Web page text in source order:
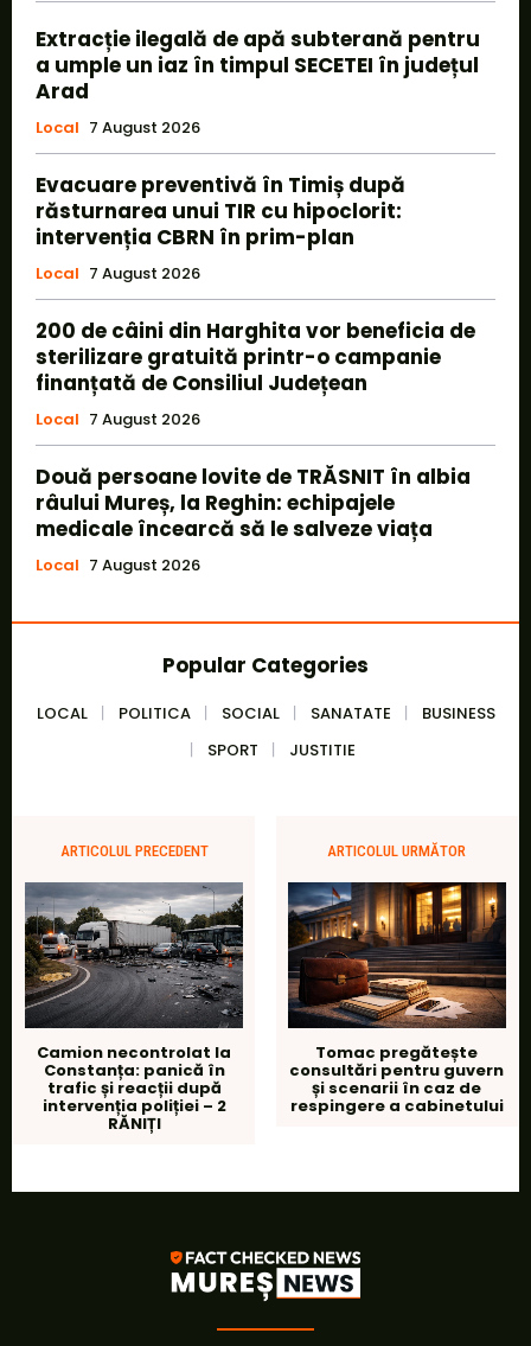
Extracție ilegală de apă subterană pentru
a umple un iaz în timpul SECETEI în județul
Arad
Local 7 August 2026
Evacuare preventivă în Timiș după
răsturnarea unui TIR cu hipoclorit:
intervenția CBRN în prim-plan
Local 7 August 2026
200 de câini din Harghita vor beneficia de
sterilizare gratuită printr-o campanie
finanțată de Consiliul Județean
Local 7 August 2026
Două persoane lovite de TRĂSNIT în albia
râului Mureș, la Reghin: echipajele
medicale încearcă să le salveze viața
Local 7 August 2026
Popular Categories
LOCAL POLITICA SOCIAL SANATATE
BUSINESS
SPORT
JUSTITIE
ARTICOLUL PRECEDENT
Camion necontrolat la
Constanța: panică în
trafic și reacții după
intervenția poliției – 2
RĂNIȚI
ARTICOLUL URMĂTOR
Tomac pregătește
consultări pentru guvern
și scenarii în caz de
respingere a cabinetului